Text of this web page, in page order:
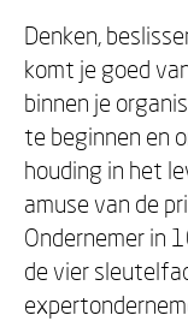
Denken,
komt je goed
binnen je
te beginnen en
houding in het
amuse van de
Ondernemer in
de vier